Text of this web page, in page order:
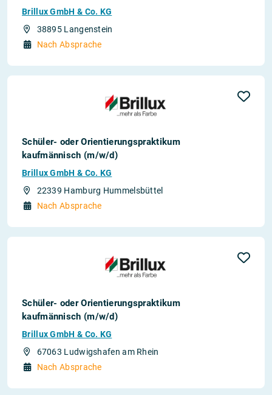
Brillux GmbH & Co. KG
38895 Langenstein
Nach Absprache
Schüler- oder Orientierungspraktikum
kaufmännisch (m/w/d)
Brillux GmbH & Co. KG
22339 Hamburg Hummelsbüttel
Nach Absprache
Schüler- oder Orientierungspraktikum
kaufmännisch (m/w/d)
Brillux GmbH & Co. KG
67063 Ludwigshafen am Rhein
Nach Absprache